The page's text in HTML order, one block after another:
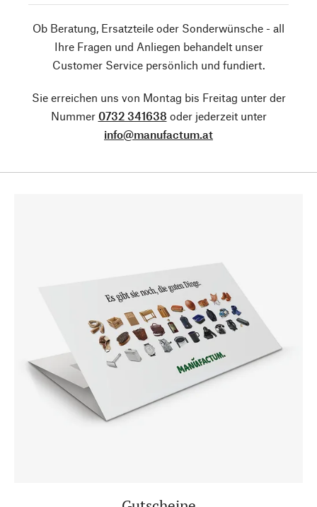
Ob Beratung, Ersatzteile oder Sonderwünsche - all
Ihre Fragen und Anliegen behandelt unser
Customer Service persönlich und fundiert.
Sie erreichen uns von Montag bis Freitag unter der
Nummer 0732 341638 oder jederzeit unter
info@manufactum.at